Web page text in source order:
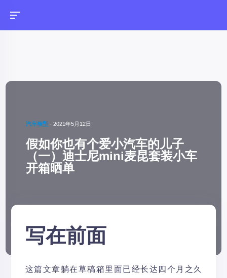
汽车模型 -2021年5月12日
假如你也有个爱小汽车的儿子
（一）迪士尼mini麦昆套装小车
开箱晒单
写在前面
这篇文章躺在草稿箱里面已经长达四个月之久